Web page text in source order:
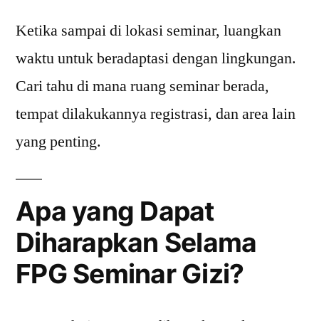
Ketika sampai di lokasi seminar, luangkan
waktu untuk beradaptasi dengan lingkungan.
Cari tahu di mana ruang seminar berada,
tempat dilakukannya registrasi, dan area lain
yang penting.
Apa yang Dapat
Diharapkan Selama
FPG Seminar Gizi?